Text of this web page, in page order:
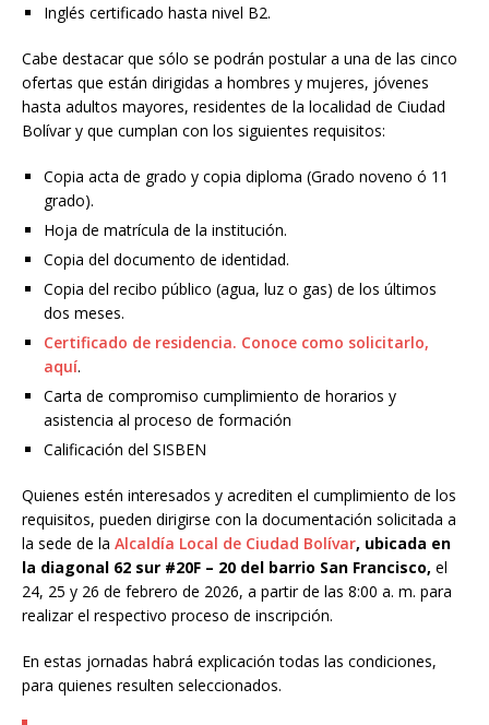
Inglés certificado hasta nivel B2.
Cabe destacar que sólo se podrán postular a una de las cinco
ofertas que están dirigidas a hombres y mujeres, jóvenes
hasta adultos mayores, residentes de la localidad de Ciudad
Bolívar y que cumplan con los siguientes requisitos:
Copia acta de grado y copia diploma (Grado noveno ó 11
grado).
Hoja de matrícula de la institución.
Copia del documento de identidad.
Copia del recibo público (agua, luz o gas) de los últimos
dos meses.
Certificado de residencia. Conoce como solicitarlo,
aquí.
Carta de compromiso cumplimiento de horarios y
asistencia al proceso de formación
Calificación del SISBEN
Quienes estén interesados y acrediten el cumplimiento de los
requisitos, pueden dirigirse con la documentación solicitada a
la sede de la Alcaldía Local de Ciudad Bolívar, ubicada en
la diagonal 62 sur #20F – 20 del barrio San Francisco, el
24, 25 y 26 de febrero de 2026, a partir de las 8:00 a. m. para
realizar el respectivo proceso de inscripción.
En estas jornadas habrá explicación todas las condiciones,
para quienes resulten seleccionados.